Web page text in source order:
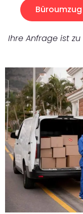
Ihre Anfrage ist zu